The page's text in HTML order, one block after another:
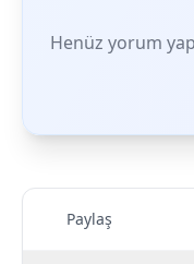
Henüz yorum
Paylaş